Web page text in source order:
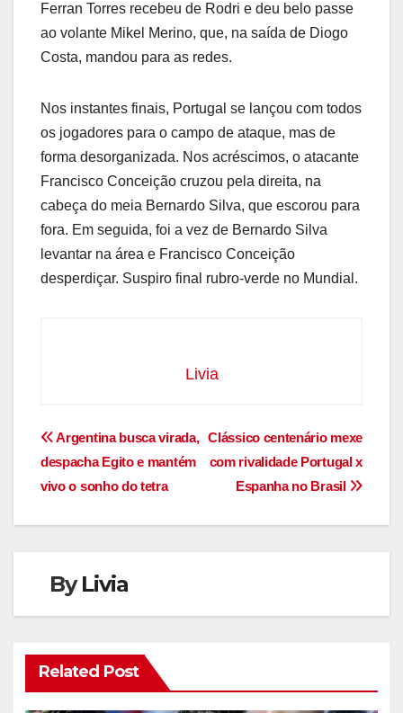
Ferran Torres recebeu de Rodri e deu belo passe
ao volante Mikel Merino, que, na saída de Diogo
Costa, mandou para as redes.
Nos instantes finais, Portugal se lançou com todos
os jogadores para o campo de ataque, mas de
forma desorganizada. Nos acréscimos, o atacante
Francisco Conceição cruzou pela direita, na
cabeça do meia Bernardo Silva, que escorou para
fora. Em seguida, foi a vez de Bernardo Silva
levantar na área e Francisco Conceição
desperdiçar. Suspiro final rubro-verde no Mundial.
Livia
Navegação
de
Post
Clássico centenário mexe
com rivalidade Portugal x
Espanha no Brasil
Argentina busca virada,
despacha Egito e mantém
vivo o sonho do tetra
ByLivia
Related Post